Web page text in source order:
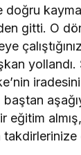
gitti. O
eğitim